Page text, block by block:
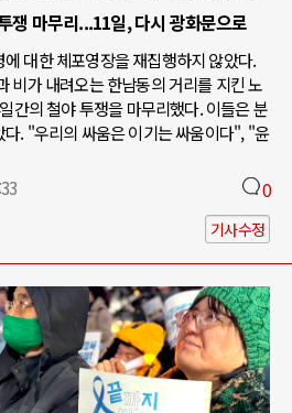
쟁 마무리...11일, 다시 광화문으로
대한 체포영장을 재집행하지 않았다.
비가 내려오는 한남동의 거리를 지킨 노
간의 철야 투쟁을 마무리했다. 이들은 분
. "우리의 싸움은 이기는 싸움이다", "윤
0
기사수정